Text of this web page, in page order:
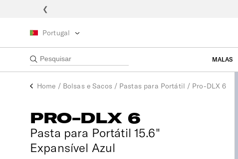
❮
Portugal
MALAS
Home / Bolsas e Sacos / Pastas para Portátil / Pro-DLX 6
PRO-DLX 6
Pasta para Portátil 15.6"
Expansível Azul